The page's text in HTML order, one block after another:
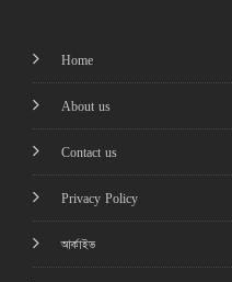
Home
About us
Contact us
Privacy Policy
আর্কাইভ